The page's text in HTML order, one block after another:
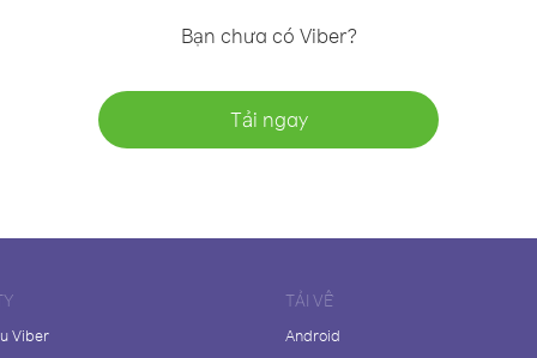
Bạn chưa có Viber?
Tải ngay
Viber
TẢI VỀ
Android